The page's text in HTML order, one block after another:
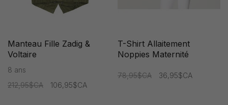
Manteau Fille Zadig &
Voltaire
8 ans
212,95$CA
106,95$CA
T-Shirt Allaitement
Noppies Maternité
78,95$CA 36,95$CA